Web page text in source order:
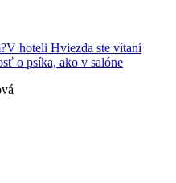
hoteli Hviezda ste vítaní
o psíka, ako v salóne